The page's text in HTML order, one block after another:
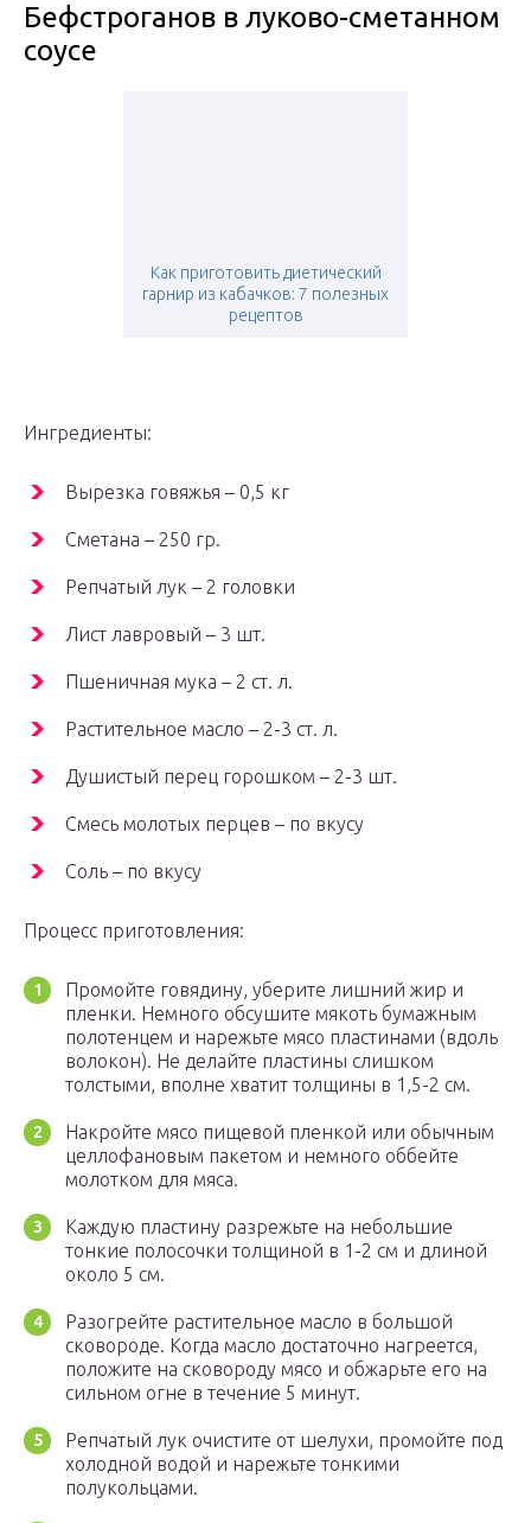
Бефстроганов в луково-сметанном
соусе
Как приготовить диетический
гарнир из кабачков: 7 полезных
рецептов
Ингредиенты:
Вырезка говяжья – 0,5 кг
Сметана – 250 гр.
Репчатый лук – 2 головки
Лист лавровый – 3 шт.
Пшеничная мука – 2 ст. л.
Растительное масло – 2-3 ст. л.
Душистый перец горошком – 2-3 шт.
Смесь молотых перцев – по вкусу
Соль – по вкусу
Процесс приготовления:
Промойте говядину, уберите лишний жир и
пленки. Немного обсушите мякоть бумажным
полотенцем и нарежьте мясо пластинами (вдоль
волокон). Не делайте пластины слишком
толстыми, вполне хватит толщины в 1,5-2 см.
Накройте мясо пищевой пленкой или обычным
целлофановым пакетом и немного оббейте
молотком для мяса.
Каждую пластину разрежьте на небольшие
тонкие полосочки толщиной в 1-2 см и длиной
около 5 см.
Разогрейте растительное масло в большой
сковороде. Когда масло достаточно нагреется,
положите на сковороду мясо и обжарьте его на
сильном огне в течение 5 минут.
Репчатый лук очистите от шелухи, промойте под
холодной водой и нарежьте тонкими
полукольцами.